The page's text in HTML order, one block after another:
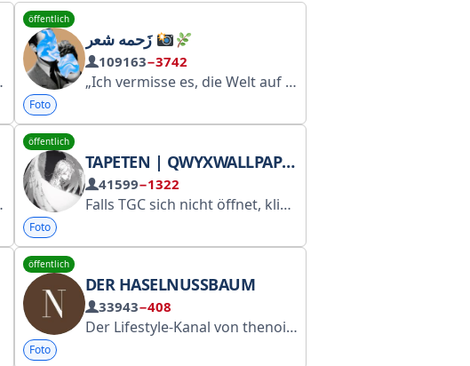
‏𖤐| صور . ‏𖤐| عبارات . ‏𖤐| خلفيات كيوت
öffentlich
زَحمه شعر
109163−3742
„Ich vermisse es, die Welt auf eine gewöhnliche Weise zu sehen; ich habe immer in allem nach den poetischen Aspekten gesucht.“
Foto
öffentlich
TAPETEN | QWYXWALLPAPER
41599−1322
Falls TGC sich nicht öffnet, klicken Sie auf die drei Punkte oben rechts und anschließend auf „Im Browser öffnen“. Mitarbeit: @David_sao
Foto
öffentlich
DER HASELNUSSBAUM
33943−408
Der Lifestyle-Kanal von thenoisetier.com: Ästhetik, Bilder, Inspiration. Der Kanal ist registriert unter https://clck.ru/3Ec6zw
Foto